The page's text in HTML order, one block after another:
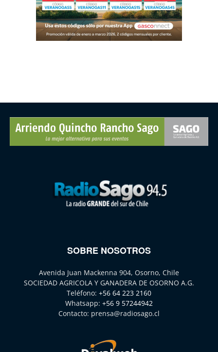
SOBRE NOSOTROS
Avenida Juan Mackenna 904, Osorno, Chile
SOCIEDAD AGRICOLA Y GANADERA DE OSORNO A.G.
Teléfono: +56 64 223 2160
Whatsapp: +56 9 57244942
Contacto: prensa@radiosago.cl